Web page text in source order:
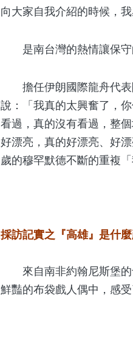
向大家自我介紹的時候，我
是南台灣的熱情讓保守
擔任伊朗國際龍舟代表
說：「我真的太興奮了，
看過，真的沒有看過，整
好漂亮，真的好漂亮、好
歲的穆罕默德不斷的重複
採訪記實之『高雄』是什麼
來自南非約翰尼斯堡的
鮮豔的布袋戲人偶中，感